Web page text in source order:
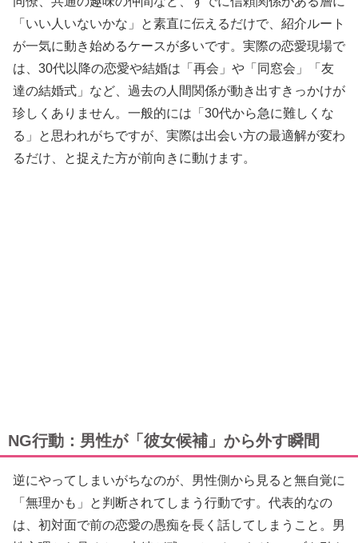
「いい人いないかな」と素直に伝えるだけで、紹介ルート
が一気に動き始めるケースが多いです。実際の恋愛現場で
は、30代以降の恋愛や結婚は「再会」や「同窓会」「友
達の結婚式」など、過去の人間関係が動き出すきっかけが
珍しくありません。一般的には「30代から急に難しくな
る」と思われがちですが、実際は出会い方の最適解が変わ
るだけ、と捉えた方が前向きに動けます。
NG行動：男性が「彼女候補」から外す瞬間
逆にやってしまいがちなのが、男性側から見ると無自覚に
「無理かも」と判断されてしまう行動です。代表的なの
は、初対面で前の恋愛の愚痴を長く話してしまうこと。男